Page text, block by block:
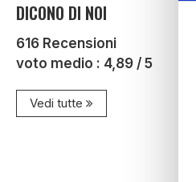
DICONO DI NOI
616 Recensioni
voto medio : 4,89 / 5
Vedi tutte